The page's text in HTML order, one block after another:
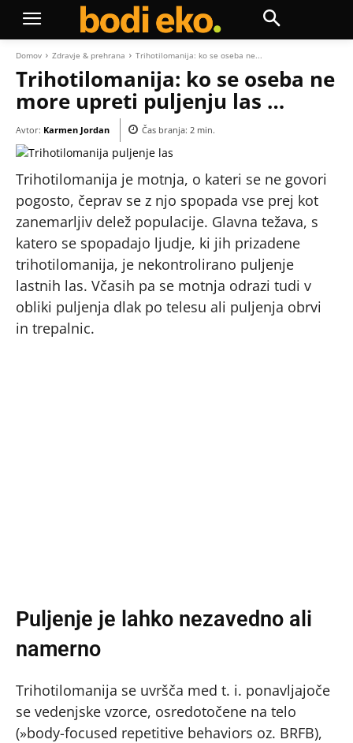
Domov Zdravje & prehrana Trihotilomanija: ko se oseba ne...
Trihotilomanija: ko se oseba ne
more upreti puljenju las …
Avtor: Karmen Jordan Čas branja: 2 min.
Trihotilomanija je motnja, o kateri se ne govori
pogosto, čeprav se z njo spopada vse prej kot
zanemarljiv delež populacije. Glavna težava, s
katero se spopadajo ljudje, ki jih prizadene
trihotilomanija, je nekontrolirano puljenje
lastnih las. Včasih pa se motnja odrazi tudi v
obliki puljenja dlak po telesu ali puljenja obrvi
in trepalnic.
Puljenje je lahko nezavedno ali
namerno
Trihotilomanija se uvršča med t. i. ponavljajoče
se vedenjske vzorce, osredotočene na telo
(»body-focused repetitive behaviors oz. BRFB),